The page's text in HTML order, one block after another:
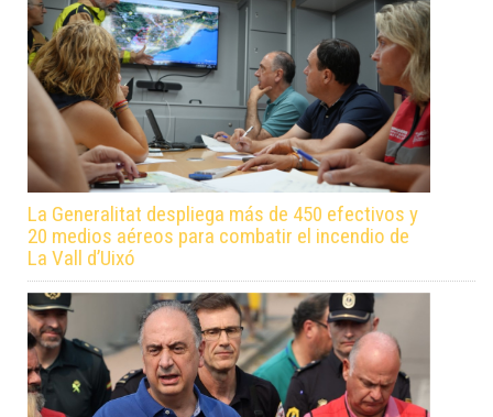
La Generalitat despliega más de 450 efectivos y
20 medios aéreos para combatir el incendio de
La Vall d’Uixó